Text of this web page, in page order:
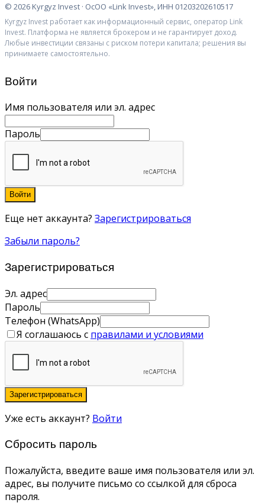
© 2026 Kyrgyz Invest · ОсОО «Link Invest», ИНН 01203202610517
Kyrgyz Invest работает как информационный сервис, оператор Link
Invest. Платформа не является брокером и не гарантирует доход.
Любые инвестиции связаны с риском потери капитала; решения вы
принимаете самостоятельно.
Войти
Имя пользователя или эл. адрес
Пароль
Войти
Еще нет аккаунта? Зарегистрироваться
Забыли пароль?
Зарегистрироваться
Эл. адрес
Пароль
Телефон (WhatsApp)
Я соглашаюсь с правилами и условиями
Зарегистрироваться
Уже есть аккаунт? Войти
Сбросить пароль
Пожалуйста, введите ваше имя пользователя или эл.
адрес, вы получите письмо со ссылкой для сброса
пароля.